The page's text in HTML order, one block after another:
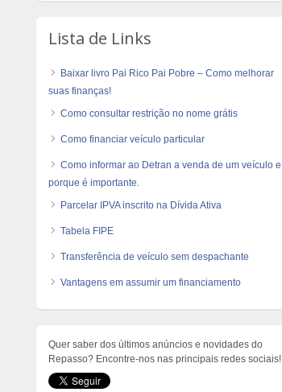
Lista de Links
Baixar livro Pai Rico Pai Pobre – Como melhorar
suas finanças!
Como consultar restrição no nome grátis
Como financiar veículo particular
Como informar ao Detran a venda de um veículo e
porque é importante.
Parcelar IPVA inscrito na Dívida Ativa
Tabela FIPE
Transferência de veículo sem despachante
Vantagens em assumir um financiamento
Quer saber dos últimos anúncios e novidades do
Repasso? Encontre-nos nas principais redes sociais!